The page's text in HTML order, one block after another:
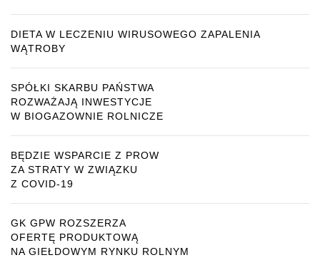
DIETA W LECZENIU WIRUSOWEGO ZAPALENIA
WĄTROBY
SPÓŁKI SKARBU PAŃSTWA
ROZWAŻAJĄ INWESTYCJE
W BIOGAZOWNIE ROLNICZE
BĘDZIE WSPARCIE Z PROW
ZA STRATY W ZWIĄZKU
Z COVID-19
GK GPW ROZSZERZA
OFERTĘ PRODUKTOWĄ
NA GIEŁDOWYM RYNKU ROLNYM